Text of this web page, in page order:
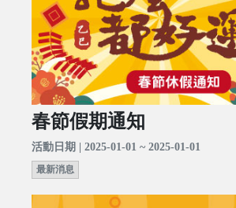
春節假期通知
活動日期 | 2025-01-01 ~ 2025-01-01
最新消息